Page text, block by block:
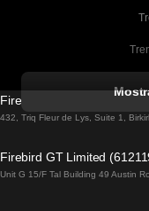
Firebird GT Limited (OC
432, Triq Fleur de Lys, Suite 1,
Firebird GT Limited
Unit G 15/F Tal Building 49 Austin